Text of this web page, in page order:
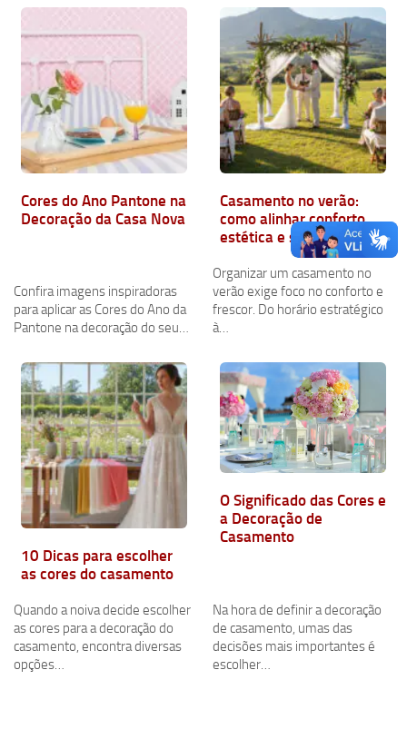
Cores do Ano Pantone na
Decoração da Casa Nova
Confira imagens inspiradoras
para aplicar as Cores do Ano da
Pantone na decoração do seu…
Casamento no verão:
como alinhar conforto,
estética e sensações ao
clima da estação
Organizar um casamento no
verão exige foco no conforto e
frescor. Do horário estratégico
à…
10 Dicas para escolher
as cores do casamento
Quando a noiva decide escolher
as cores para a decoração do
casamento, encontra diversas
opções…
O Significado das Cores e
a Decoração de
Casamento
Na hora de definir a decoração
de casamento, umas das
decisões mais importantes é
escolher…